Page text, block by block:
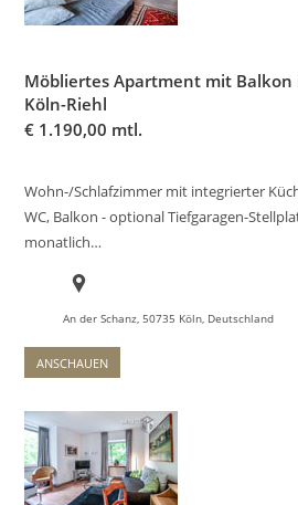
Möbliertes Apartment mit Balkon
Köln-Riehl
€ 1.190,00 mtl.
Wohn-/Schlafzimmer mit integrierter
WC, Balkon - optional Tiefgaragen-
monatlich…
An der Schanz, 50735 Köln, Deutschland
ANSCHAUEN